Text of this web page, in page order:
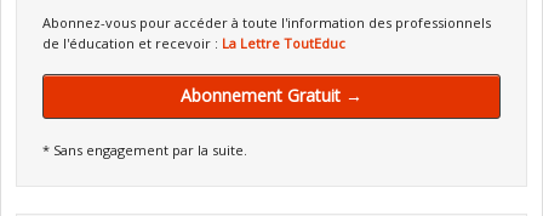
Abonnez-vous pour accéder à toute l'information des professionnels
de l'éducation et recevoir : La Lettre ToutEduc
Abonnement Gratuit →
* Sans engagement par la suite.